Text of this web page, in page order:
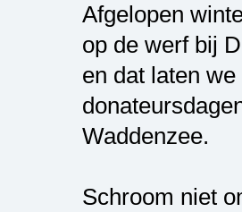
Afgelopen
op de werf bij
en dat laten
Waddenzee.
Schroom niet